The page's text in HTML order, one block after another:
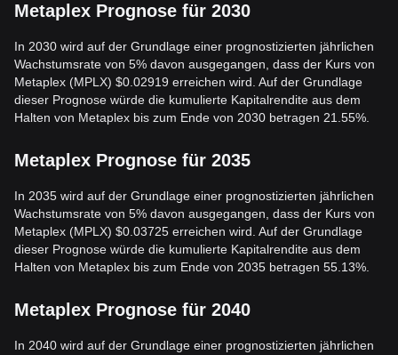
Metaplex Prognose für 2030
In 2030 wird auf der Grundlage einer prognostizierten jährlichen
Wachstumsrate von 5% davon ausgegangen, dass der Kurs von
Metaplex (MPLX) $0.02919 erreichen wird. Auf der Grundlage
dieser Prognose würde die kumulierte Kapitalrendite aus dem
Halten von Metaplex bis zum Ende von 2030 betragen 21.55%.
Metaplex Prognose für 2035
In 2035 wird auf der Grundlage einer prognostizierten jährlichen
Wachstumsrate von 5% davon ausgegangen, dass der Kurs von
Metaplex (MPLX) $0.03725 erreichen wird. Auf der Grundlage
dieser Prognose würde die kumulierte Kapitalrendite aus dem
Halten von Metaplex bis zum Ende von 2035 betragen 55.13%.
Metaplex Prognose für 2040
In 2040 wird auf der Grundlage einer prognostizierten jährlichen